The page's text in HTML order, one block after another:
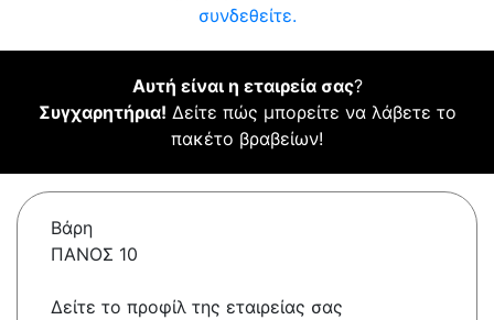
συνδεθείτε.
Αυτή είναι η εταιρεία σας?
Συγχαρητήρια! Δείτε πώς μπορείτε να λάβετε το
πακέτο βραβείων!
Βάρη
ΠΑΝΟΣ 10
Δείτε το προφίλ της εταιρείας σας